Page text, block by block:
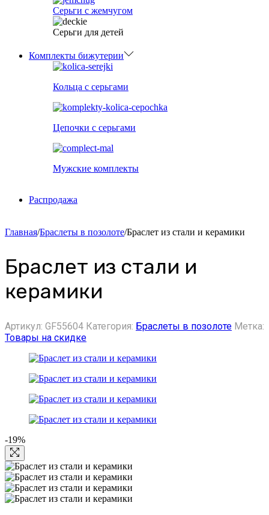
Серьги с жемчугом
Серьги для детей
Комплекты бижутерии
Кольца с серьгами
Цепочки с серьгами
Мужские комплекты
Распродажа
Главная/Браслеты в позолоте/Браслет из стали и керамики
Браслет из стали и
керамики
Артикул: GF55604 Категория: Браслеты в позолоте Метка:
Товары на скидке
-19%